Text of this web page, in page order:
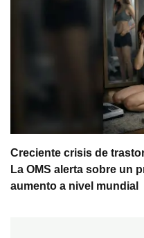
Creciente crisis de
La OMS alerta sobre un
aumento a nivel mundial